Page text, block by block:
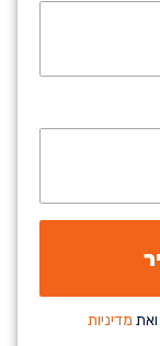
ואת מדיניות